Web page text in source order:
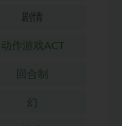
剧情
动作游戏ACT
回合制
幻